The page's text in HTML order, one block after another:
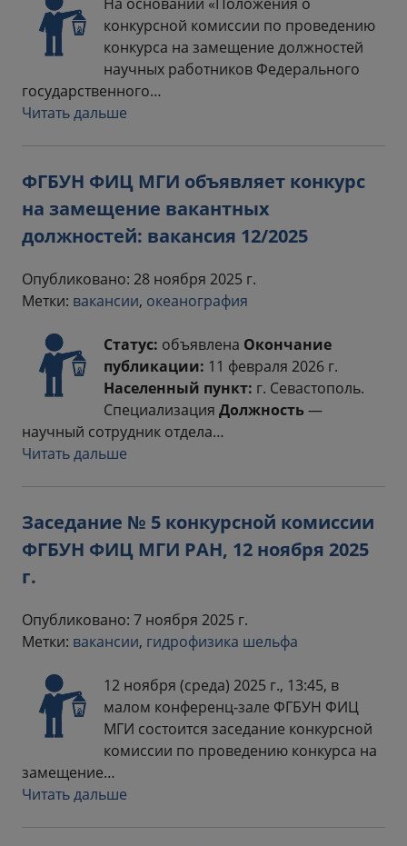
конкурсной комиссии по проведению
конкурса на замещение должностей
научных работников Федерального
государственного…
Читать дальше
ФГБУН ФИЦ МГИ объявляет конкурс
на замещение вакантных
должностей: вакансия 12/2025
Опубликовано: 28 ноября 2025 г.
Метки: вакансии, океанография
Статус: объявлена Окончание
публикации: 11 февраля 2026 г.
Населенный пункт: г. Севастополь.
Специализация Должность —
научный сотрудник отдела…
Читать дальше
Заседание № 5 конкурсной комиссии
ФГБУН ФИЦ МГИ РАН, 12 ноября 2025
г.
Опубликовано: 7 ноября 2025 г.
Метки: вакансии, гидрофизика шельфа
12 ноября (среда) 2025 г., 13:45, в
малом конференц-зале ФГБУН ФИЦ
МГИ состоится заседание конкурсной
комиссии по проведению конкурса на
замещение…
Читать дальше